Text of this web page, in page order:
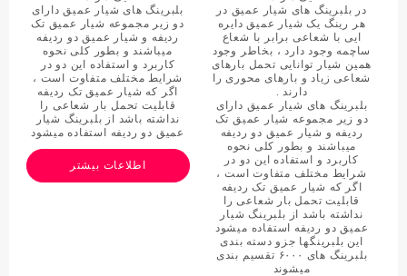
بلبرینگ های شیار عمیق دارای
دو زیر مجموعه شیار عمیق تک
ردیفه و شیار عمیق دو ردیفه
میباشند و بطور کلی نحوه
کاربرد و استفاده این دو در
شرایط مختلف متفاوت است ،
اگر که شیار عمیق تک ردیفه
قابلیت تحمل بار شعاعی را
نداشته باشد از بلبرینگ شیار
عمیق دو ردیفه استفاده میشود
اطلاعات بیشتر
در بلبرینگ های شیار عمیق در
هر رینگ یک شیار عمیق دایره
ایی با شعاعی برابر با شعاع
ساچمه وجود دارد ، بخاطر وجود
همین شیار توانایی تحمل بارهای
شعاعی زیاد و بارهای محوری را
دارند .
بلبرینگ های شیار عمیق دارای
دو زیر مجموعه شیار عمیق تک
ردیفه و شیار عمیق دو ردیفه
میباشند و بطور کلی نحوه
کاربرد و استفاده این دو در
شرایط مختلف متفاوت است ،
اگر که شیار عمیق تک ردیفه
قابلیت تحمل بار شعاعی را
نداشته باشد از بلبرینگ شیار
عمیق دو ردیفه استفاده میشود
این بلبرینگها جزو دسته بندی
بلبرینگ های ۶۰۰۰ تقسیم بندی
میشوند